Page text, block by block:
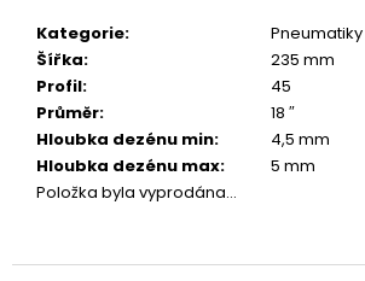
Kategorie:
Pneumatiky
Šířka:
235 mm
Profil:
45
Průměr:
18 ″
Hloubka dezénu min:
4,5 mm
Hloubka dezénu max:
5 mm
Položka byla vyprodána…
o
u
č
u
e